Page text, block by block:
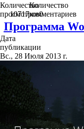
Количество
просмотров
10717
Количество
комментариев
0
Программа
Дата
публикации
Вс., 28 Июля 2013 г.